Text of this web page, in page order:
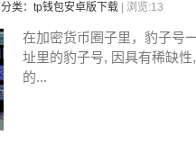
分类：tp钱包安卓版下载 | 浏览:13
在加密货币圈子里，豹子号
址里的豹子号, 因具有稀缺
的...